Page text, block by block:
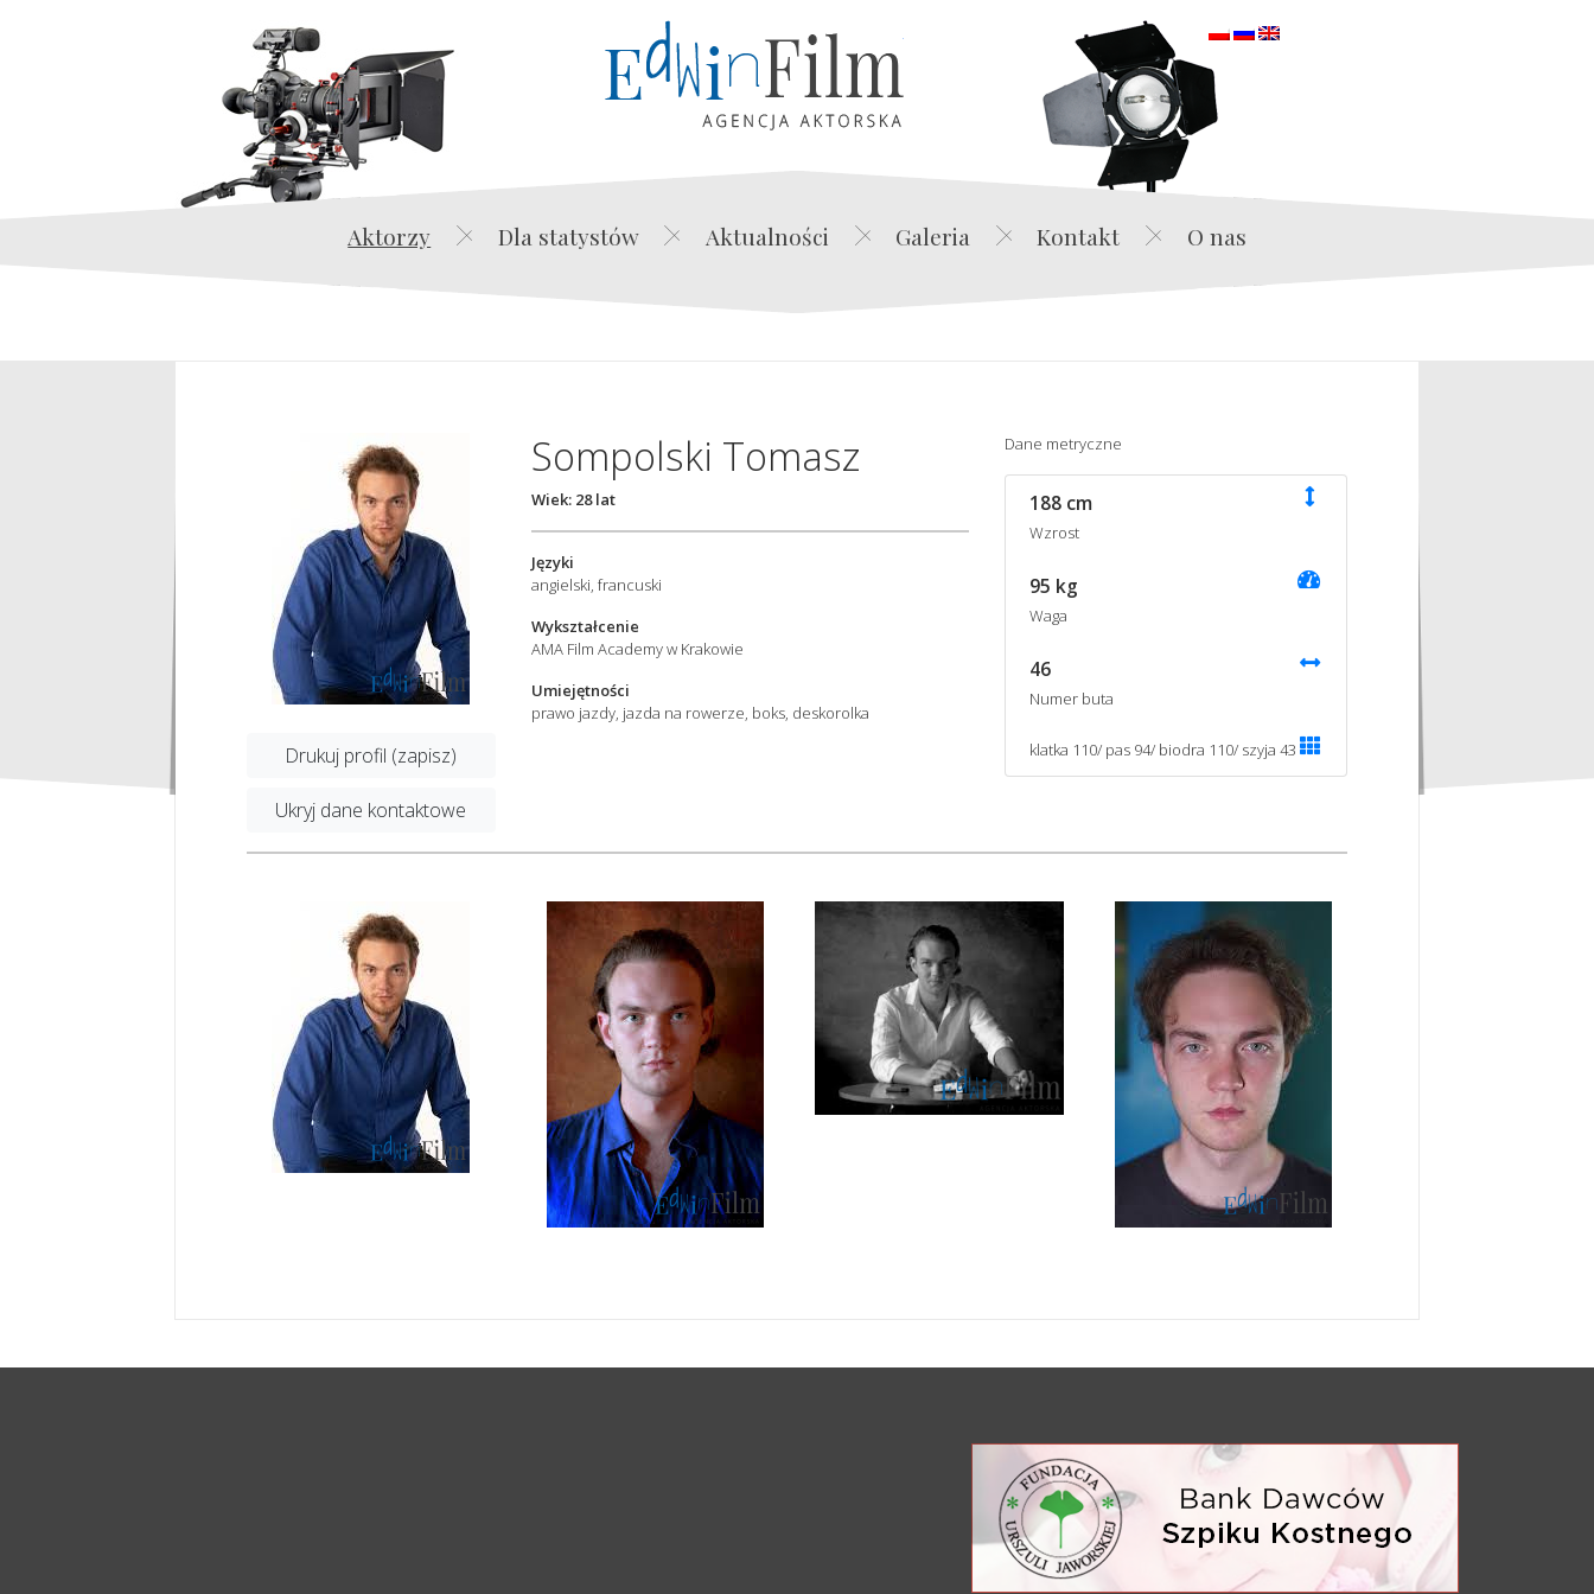
Edwin Film Agencja Aktorska
Aktorzy Dla statystów Aktualności Galeria Kontakt O nas
Drukuj profil (zapisz)
Ukryj dane kontaktowe
Sompolski Tomasz
Wiek: 28 lat
Języki
angielski, francuski
Wykształcenie
AMA Film Academy w Krakowie
Umiejętności
prawo jazdy, jazda na rowerze, boks, deskorolka
Dane metryczne
188 cm
Wzrost
95 kg
Waga
46
Numer buta
klatka 110/ pas 94/ biodra 110/ szyja 43